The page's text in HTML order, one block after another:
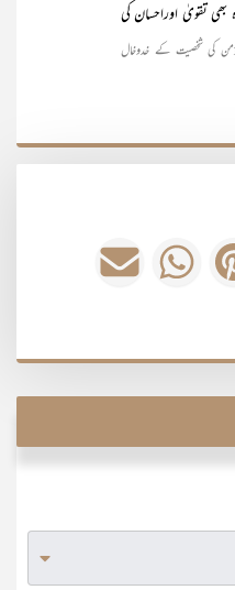
بھی تقویٰ اوراحسان کی
کی شخصیت کے خدوخال